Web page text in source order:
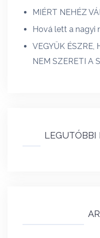
MIÉRT NEHÉZ
Hová lett a nagyi
VEGYÜK ÉSZRE,
NEM SZERETI A
LEGUTÓBBI